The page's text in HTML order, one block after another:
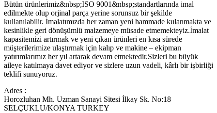
Bütün ürünlerimiz&nbsp;ISO 9001&nbsp;standartlarında imal
edilmekte olup orjinal parça yerine sorunsuz bir şekilde
kullanılabilir. İmalatımızda her zaman yeni hammade kulanmakta ve
kesinlikle geri dönüşümlü malzemeye müsade etmemekteyiz.İmalat
kapasitemizi artırmak ve yeni çıkan ürünleri en kısa sürede
müşterilerimize ulaştırmak için kalıp ve makine – ekipman
yatırımlarımız her yıl artarak devam etmektedir.Sizleri bu büyük
aileye katılmaya davet ediyor ve sizlere uzun vadeli, kârlı bir işbirliği
teklifi sunuyoruz.
Adres :
Horozluhan Mh. Uzman Sanayi Sitesi İlkay Sk. No:18
SELÇUKLU/KONYA TURKEY